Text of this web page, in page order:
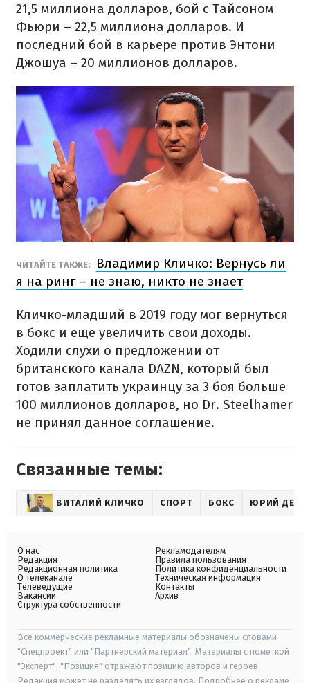
21,5 миллиона долларов, бой с Тайсоном
Фьюри – 22,5 миллиона долларов. И
последний бой в карьере против Энтони
Джошуа – 20 миллионов долларов.
ЧИТАЙТЕ ТАКЖЕ:
Владимир Кличко: Вернусь ли
я на ринг – не знаю, никто не знает
Кличко-младший в 2019 году мог вернуться
в бокс и еще увеличить свои доходы.
Ходили слухи о предложении от
британского канала DAZN, который был
готов заплатить украинцу за 3 боя больше
100 миллионов долларов, но Dr. Steelhamer
не принял данное соглашение.
Связанные темы:
ВИТАЛИЙ КЛИЧКО СПОРТ БОКС ЮРИЙ
О нас
Редакция
Редакционная политика
О телеканале
Телеведущие
Вакансии
Структура собственности
Рекламодателям
Правила пользования
Политика конфиденциальности
Техническая информация
Контакты
Архив
Все коммерческие рекламные материалы обозначены словами
"Спецпроект" или "Партнерский материал". Материалы с пометкой
"Эксперт", "Позиция" отражают позицию авторов и героев.
Редакция может не разделять их взглядов. Подробнее о рекламе